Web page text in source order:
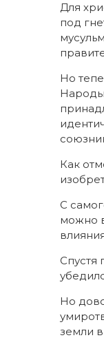
Для
под
Но
Народы
Как
С
можно
Спустя
Но
земли